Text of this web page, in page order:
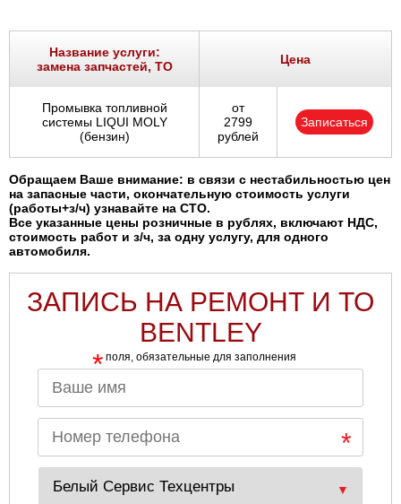
Самара
Санкт-Петербург
Саратов
Солнцево
Сочи
Тольятти
Тюмень
Ульяновск
Чебоксары
Название услуги:
замена запчастей, ТО
Цена
Промывка топливной
системы LIQUI MOLY
(бензин)
от
2799
рублей
Записаться
Обращаем Ваше внимание: в связи с нестабильностью цен
на запасные части, окончательную стоимость услуги
(работы+з/ч) узнавайте на СТО.
Все указанные цены розничные в рублях, включают НДС,
стоимость работ и з/ч, за одну услугу, для одного
автомобиля.
ЗАПИСЬ НА РЕМОНТ И ТО
BENTLEY
* поля, обязательные для заполнения